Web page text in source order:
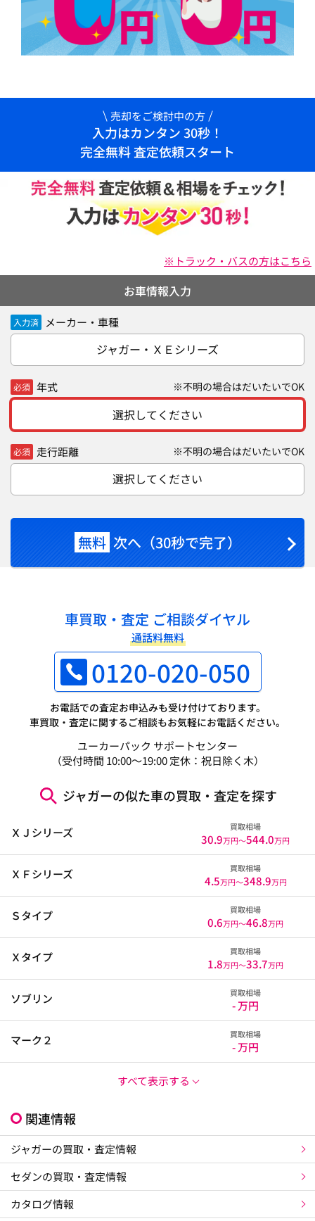
売却をご検討中の方
入力はカンタン 30秒！
完全無料 査定依頼スタート
※トラック・バスの方はこちら
お車情報入力
入力済 メーカー・車種
ジャガー・ＸＥシリーズ
必須 年式 ※不明の場合はだいたいでOK
選択してください
必須 走行距離 ※不明の場合はだいたいでOK
選択してください
無料 次へ（30秒で完了）
車買取・査定 ご相談ダイヤル
通話料無料
0120-020-050
お電話での査定お申込みも受け付けております。
車買取・査定に関するご相談もお気軽にお電話ください。
ユーカーパック サポートセンター
（受付時間 10:00～19:00 定休：祝日除く木）
ジャガーの似た車の買取・査定を探す
ＸＪシリーズ 買取相場
30.9万円〜544.0万円
ＸＦシリーズ 買取相場
4.5万円〜348.9万円
Ｓタイプ 買取相場
0.6万円〜46.8万円
Ｘタイプ 買取相場
1.8万円〜33.7万円
ソブリン 買取相場
- 万円
マーク２ 買取相場
- 万円
すべて表示する
関連情報
ジャガーの買取・査定情報
セダンの買取・査定情報
カタログ情報